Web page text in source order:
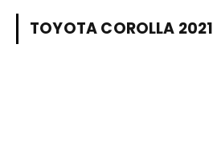
TOYOTA COROLLA 2021